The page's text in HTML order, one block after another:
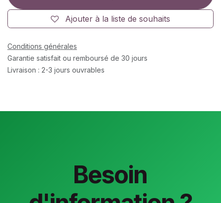
Ajouter à la liste de souhaits
Conditions générales
Garantie satisfait ou remboursé de 30 jours
Livraison : 2-3 jours ouvrables
Besoin